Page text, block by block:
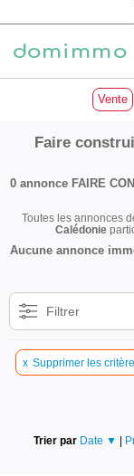
Vente
Faire
0 annonce FAIRE
Toutes les annonces
Calédonie
Aucune annonce
Filtrer
x Supprimer les
Trier par Date ▼ |